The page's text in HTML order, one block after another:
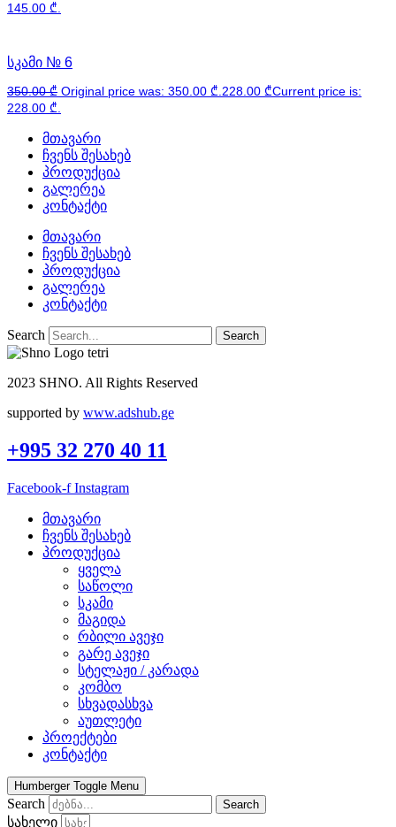
145.00 ₾.
სკამი № 6
350.00₾ Original price was: 350.00 ₾.228.00 ₾Current price is:
228.00 ₾.
მთავარი
ჩვენს შესახებ
პროდუქცია
გალერეა
კონტაქტი
მთავარი
ჩვენს შესახებ
პროდუქცია
გალერეა
კონტაქტი
Search Search
2023 SHNO. All Rights Reserved
supported by www.adshub.ge
+995 32 270 40 11
Facebook-f Instagram
მთავარი
ჩვენს შესახებ
პროდუქცია
ყველა
საწოლი
სკამი
მაგიდა
რბილი ავეჯი
გარე ავეჯი
სტელაჟი / კარადა
კომბო
სხვადასხვა
აუთლეტი
პროექტები
კონტაქტი
Humberger Toggle Menu
Search Search
სახელი